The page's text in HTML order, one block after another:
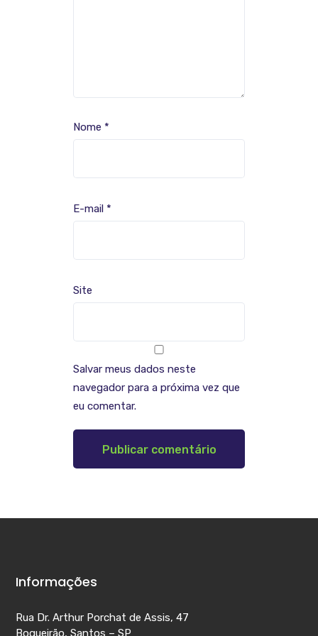
Nome *
E-mail *
Site
Salvar meus dados neste
navegador para a próxima vez que
eu comentar.
Informações
Rua Dr. Arthur Porchat de Assis, 47
Boqueirão, Santos – SP